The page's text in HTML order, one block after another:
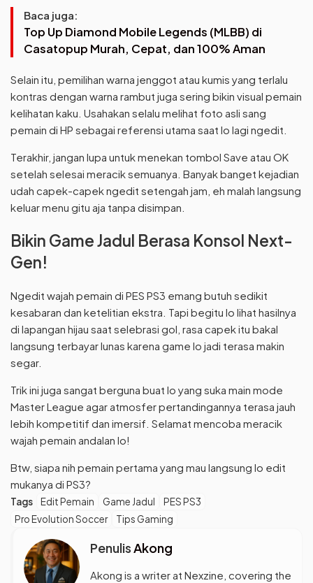
Baca juga:
Top Up Diamond Mobile Legends (MLBB) di
Casatopup Murah, Cepat, dan 100% Aman
Selain itu, pemilihan warna jenggot atau kumis yang terlalu
kontras dengan warna rambut juga sering bikin visual pemain
kelihatan kaku. Usahakan selalu melihat foto asli sang
pemain di HP sebagai referensi utama saat lo lagi ngedit.
Terakhir, jangan lupa untuk menekan tombol Save atau OK
setelah selesai meracik semuanya. Banyak banget kejadian
udah capek-capek ngedit setengah jam, eh malah langsung
keluar menu gitu aja tanpa disimpan.
Bikin Game Jadul Berasa Konsol Next-
Gen!
Ngedit wajah pemain di PES PS3 emang butuh sedikit
kesabaran dan ketelitian ekstra. Tapi begitu lo lihat hasilnya
di lapangan hijau saat selebrasi gol, rasa capek itu bakal
langsung terbayar lunas karena game lo jadi terasa makin
segar.
Trik ini juga sangat berguna buat lo yang suka main mode
Master League agar atmosfer pertandingannya terasa jauh
lebih kompetitif dan imersif. Selamat mencoba meracik
wajah pemain andalan lo!
Btw, siapa nih pemain pertama yang mau langsung lo edit
mukanya di PS3?
Tags Edit Pemain Game Jadul
PES PS3
Pro Evolution Soccer
Tips Gaming
PenulisAkong
Akong is a writer at Nexzine, covering the